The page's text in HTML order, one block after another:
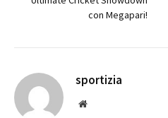
con Megapari!
sportizia
Website